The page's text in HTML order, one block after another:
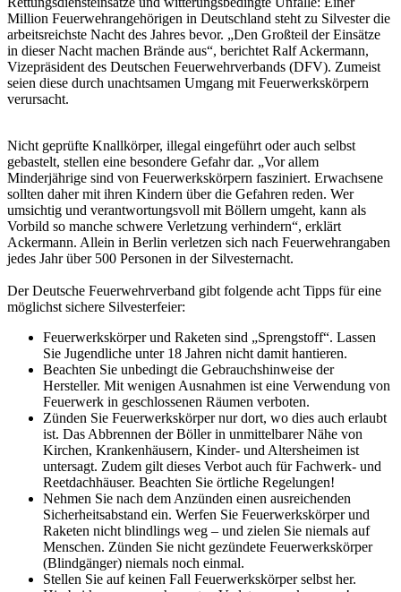
Million Feuerwehrangehörigen in Deutschland steht zu Silvester die
arbeitsreichste Nacht des Jahres bevor. „Den Großteil der Einsätze
in dieser Nacht machen Brände aus“, berichtet Ralf Ackermann,
Vizepräsident des Deutschen Feuerwehrverbands (DFV). Zumeist
seien diese durch unachtsamen Umgang mit Feuerwerkskörpern
verursacht.
Nicht geprüfte Knallkörper, illegal eingeführt oder auch selbst
gebastelt, stellen eine besondere Gefahr dar. „Vor allem
Minderjährige sind von Feuerwerkskörpern fasziniert. Erwachsene
sollten daher mit ihren Kindern über die Gefahren reden. Wer
umsichtig und verantwortungsvoll mit Böllern umgeht, kann als
Vorbild so manche schwere Verletzung verhindern“, erklärt
Ackermann. Allein in Berlin verletzen sich nach Feuerwehrangaben
jedes Jahr über 500 Personen in der Silvesternacht.
Der Deutsche Feuerwehrverband gibt folgende acht Tipps für eine
möglichst sichere Silvesterfeier:
Feuerwerkskörper und Raketen sind „Sprengstoff“. Lassen
Sie Jugendliche unter 18 Jahren nicht damit hantieren.
Beachten Sie unbedingt die Gebrauchshinweise der
Hersteller. Mit wenigen Ausnahmen ist eine Verwendung von
Feuerwerk in geschlossenen Räumen verboten.
Zünden Sie Feuerwerkskörper nur dort, wo dies auch erlaubt
ist. Das Abbrennen der Böller in unmittelbarer Nähe von
Kirchen, Krankenhäusern, Kinder- und Altersheimen ist
untersagt. Zudem gilt dieses Verbot auch für Fachwerk- und
Reetdachhäuser. Beachten Sie örtliche Regelungen!
Nehmen Sie nach dem Anzünden einen ausreichenden
Sicherheitsabstand ein. Werfen Sie Feuerwerkskörper und
Raketen nicht blindlings weg – und zielen Sie niemals auf
Menschen. Zünden Sie nicht gezündete Feuerwerkskörper
(Blindgänger) niemals noch einmal.
Stellen Sie auf keinen Fall Feuerwerkskörper selbst her.